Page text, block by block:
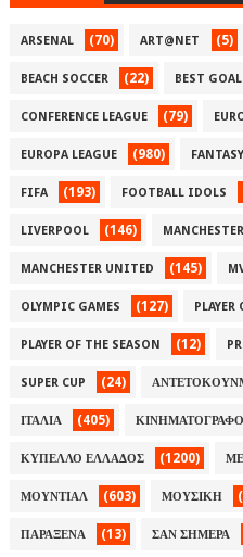
ARSENAL (70) ART@NET (5)
BEACH SOCCER (22) BEST GOAL
CONFERENCE LEAGUE (79)
EUROPA LEAGUE (980) FANTASY
FIFA (193) FOOTBALL IDOLS
LIVERPOOL (146)
MANCHESTER UNITED (145)
OLYMPIC GAMES (127)
PLAYER OF THE SEASON (12)
SUPER CUP (24)
ΙΤΑΛΙΑ (405)
ΚΥΠΕΛΛΟ ΕΛΛΑΔΟΣ (1200)
ΜΟΥΝΤΙΑΛ (603) ΜΟΥΣΙΚΗ
ΠΑΡΑΞΕΝΑ (13) ΣΑΝ ΣΗΜΕΡΑ